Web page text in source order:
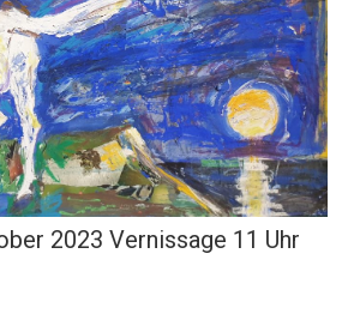
2023 Vernissage 11 Uhr